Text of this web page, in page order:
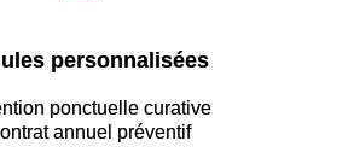
personnalisées
ponctuelle curative
annuel préventif